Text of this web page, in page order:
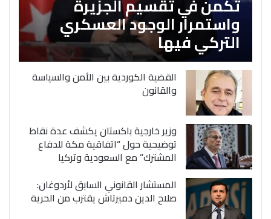
واستمرار الوجود العسكري
التركي فيها
القضية الكوردية بين الأمن والسياسة
والقانون
وزير خارجية باكستان يكشف عدة نقاط
توضيحية حول “اتفاقية مكة للدفاع
المشترك” مع السعودية وتركيا
المستشار القانوني السابق لأردوغان:
صلاح الدين دميرتاش يقترب من الحرية